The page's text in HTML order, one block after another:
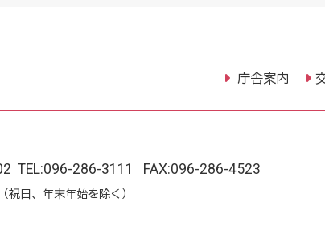
庁舎案内
TEL:096-286-3111 FAX:096-286-4523
日、年末年始を除く）